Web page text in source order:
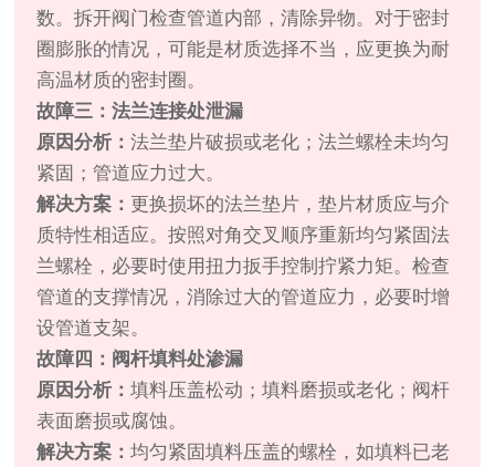
数。拆开阀门检查管道内部，清除异物。对于密封
圈膨胀的情况，可能是材质选择不当，应更换为耐
高温材质的密封圈。
故障三：法兰连接处泄漏
原因分析：法兰垫片破损或老化；法兰螺栓未均匀
紧固；管道应力过大。
解决方案： 更换损坏的法兰垫片，垫片材质应与介
质特性相适应。按照对角交叉顺序重新均匀紧固法
兰螺栓，必要时使用扭力扳手控制拧紧力矩。检查
管道的支撑情况，消除过大的管道应力，必要时增
设管道支架。
故障四：阀杆填料处渗漏
原因分析：填料压盖松动；填料磨损或老化；阀杆
表面磨损或腐蚀。
解决方案：均匀紧固填料压盖的螺栓，如填料已老